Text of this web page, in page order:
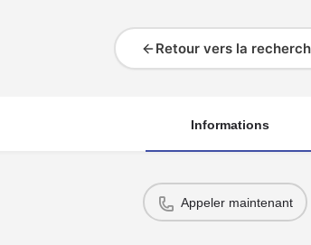
Retour vers la
Informations
Appeler maintenant